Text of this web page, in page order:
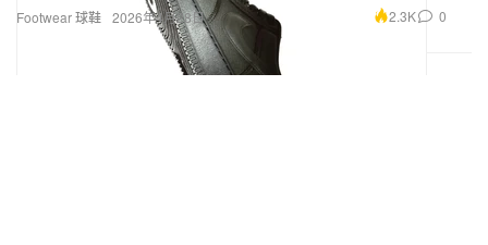
Footwear 球鞋 2026年4月28日 2.3K 0